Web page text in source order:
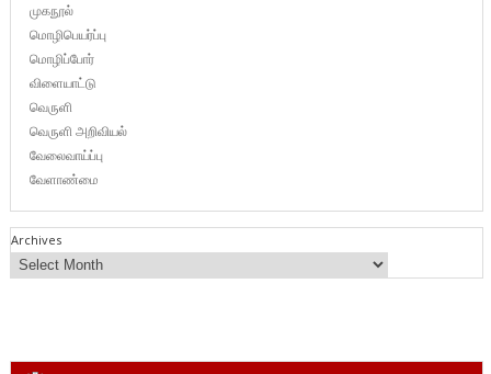
முகநூல்
மொழிபெயர்ப்பு
மொழிப்போர்
விளையாட்டு
வெருளி
வெருளி அறிவியல்
வேலைவாய்ப்பு
வேளாண்மை
Archives